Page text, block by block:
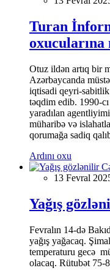
Turan
oxucularına
Otuz ildən artıq bir
Azərbaycanda
iqtisadi qeyri-
təqdim edib. 1990-
yaradılan
müharibə və
qorumağa sadiq
Ardını oxu
13 Fevral
Yağış
Fevralın 14-də
yağış yağacaq.
temperaturu gecə
olacaq. Rütubət 75-